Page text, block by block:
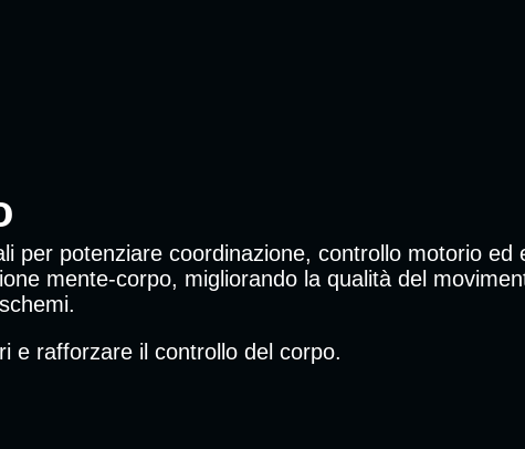
per potenziare coordinazione, controllo motorio ed
mente-corpo, migliorando la qualità del
e rafforzare il controllo del corpo.